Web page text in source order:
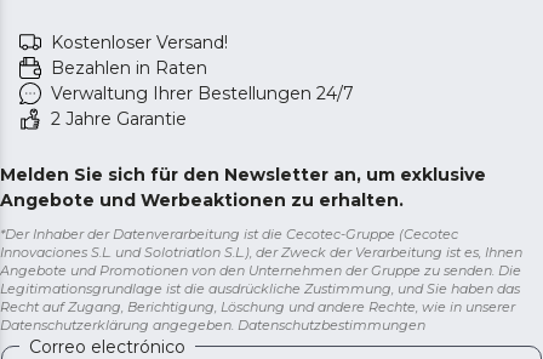
Kostenloser Versand!
Bezahlen in Raten
Verwaltung Ihrer Bestellungen 24/7
2 Jahre Garantie
Melden Sie sich für den Newsletter an, um exklusive
Angebote und Werbeaktionen zu erhalten.
*Der Inhaber der Datenverarbeitung ist die Cecotec-Gruppe (Cecotec
Innovaciones S.L. und Solotriatlon S.L.), der Zweck der Verarbeitung ist es, Ihnen
Angebote und Promotionen von den Unternehmen der Gruppe zu senden. Die
Legitimationsgrundlage ist die ausdrückliche Zustimmung, und Sie haben das
Recht auf Zugang, Berichtigung, Löschung und andere Rechte, wie in unserer
Datenschutzerklärung angegeben. Datenschutzbestimmungen
Correo electrónico